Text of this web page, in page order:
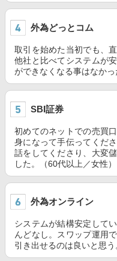
外為どっとコム
取引を始めた当初でも、
他社と比べてシステムが
ができなくなる事はなかっ
SBI証券
初めてのネットでの売買
身になって手伝ってくだ
話をしてくださり、大変
した。（60代以上／女性）
外為オンライン
システムが結構安定して
んどなし。スワップ運用
引き出せるのは良いと思う